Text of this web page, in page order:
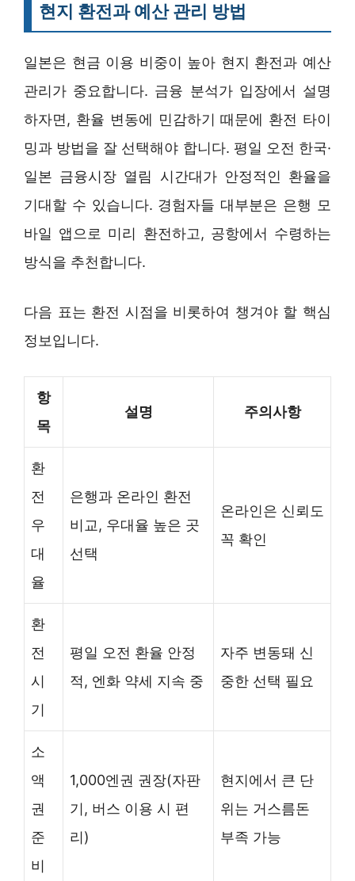
현지 환전과 예산 관리 방법
일본은 현금 이용 비중이 높아 현지 환전과 예산
관리가 중요합니다. 금융 분석가 입장에서 설명
하자면, 환율 변동에 민감하기 때문에 환전 타이
밍과 방법을 잘 선택해야 합니다. 평일 오전 한국·
일본 금융시장 열림 시간대가 안정적인 환율을
기대할 수 있습니다. 경험자들 대부분은 은행 모
바일 앱으로 미리 환전하고, 공항에서 수령하는
방식을 추천합니다.
다음 표는 환전 시점을 비롯하여 챙겨야 할 핵심
정보입니다.
항
목
설명 주의사항
환
전
우
대
율
은행과 온라인 환전
비교, 우대율 높은 곳
선택
온라인은 신뢰도
꼭 확인
환
전
시
기
평일 오전 환율 안정
적, 엔화 약세 지속 중
자주 변동돼 신
중한 선택 필요
소
액
권
준
비
1,000엔권 권장(자판
기, 버스 이용 시 편
리)
현지에서 큰 단
위는 거스름돈
부족 가능